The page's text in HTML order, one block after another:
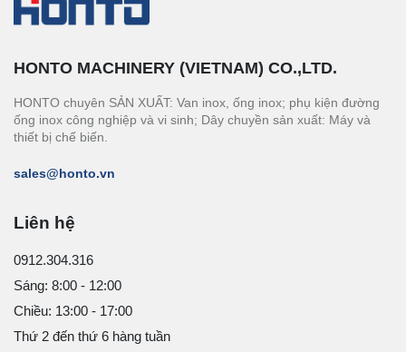
HONTO MACHINERY (VIETNAM) CO.,LTD.
HONTO chuyên SẢN XUẤT: Van inox, ống inox; phụ kiện đường
ống inox công nghiệp và vi sinh; Dây chuyền sản xuất: Máy và
thiết bị chế biến.
sales@honto.vn
Liên hệ
0912.304.316
Sáng: 8:00 - 12:00
Chiều: 13:00 - 17:00
Thứ 2 đến thứ 6 hàng tuần